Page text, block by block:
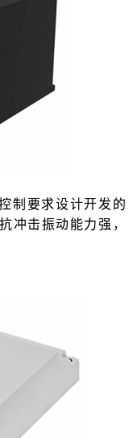
制要求设计开发的
冲击振动能力强，